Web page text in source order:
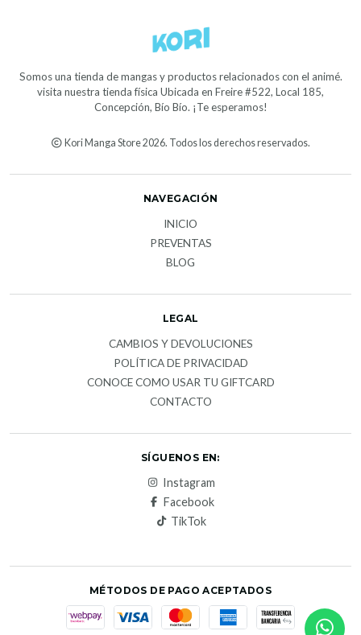
Somos una tienda de mangas y productos relacionados con el animé.
visita nuestra tienda física Ubicada en Freire #522, Local 185,
Concepción, Bío Bío. ¡Te esperamos!
Kori Manga Store 2026. Todos los derechos reservados.
NAVEGACIÓN
INICIO
PREVENTAS
BLOG
LEGAL
CAMBIOS Y DEVOLUCIONES
POLÍTICA DE PRIVACIDAD
CONOCE COMO USAR TU GIFTCARD
CONTACTO
SÍGUENOS EN:
Instagram
Facebook
TikTok
MÉTODOS DE PAGO ACEPTADOS